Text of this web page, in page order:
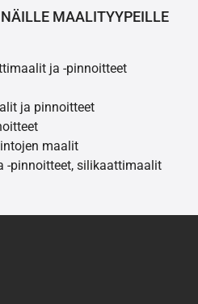
MAALITYYPEILLE
ja -pinnoitteet
ja pinnoitteet
maalit
-pinnoitteet, silikaattimaalit